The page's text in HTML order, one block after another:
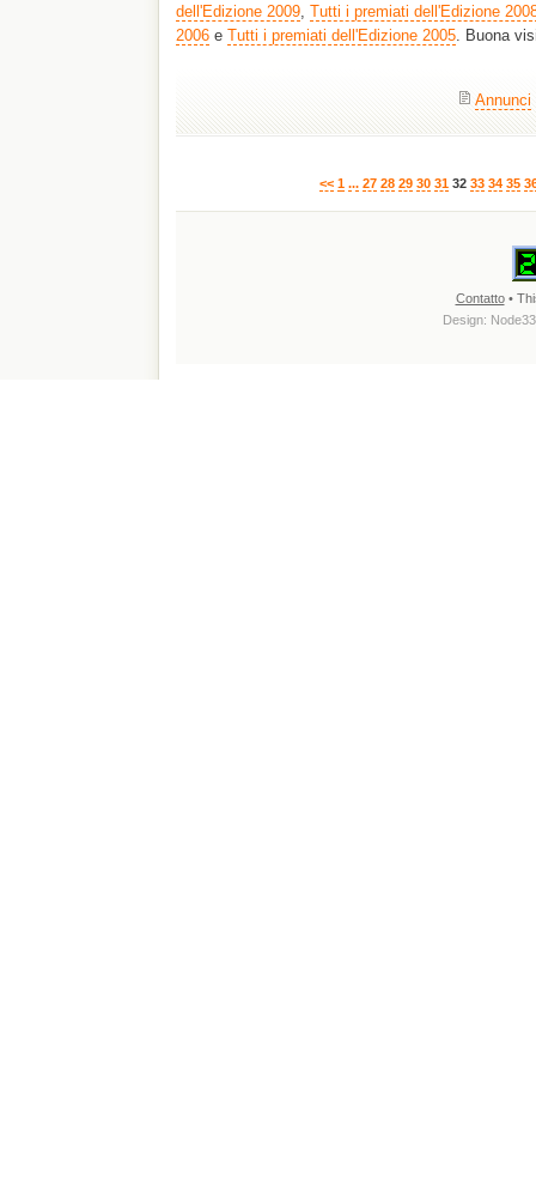
dell'Edizione 2009, Tutti i premiati dell'Edizione
2006e Tutti i premiati dell'Edizione 2005. Buona
Annunci
<< 1 ... 27 28 29 30 31 32 33 34 35
Contatto•
Design: Node33